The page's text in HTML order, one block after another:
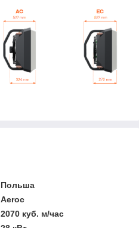
Польша
Aeroc
2070 куб. м/час